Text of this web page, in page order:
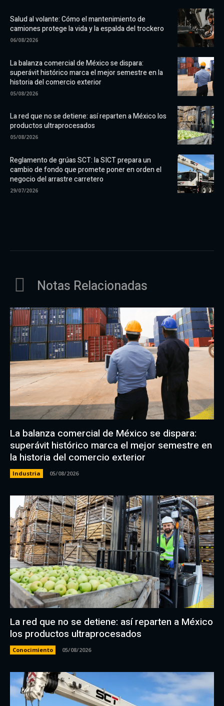
Salud al volante: Cómo el mantenimiento de
camiones protege la vida y la espalda del trockero
06/08/2026
La balanza comercial de México se dispara:
superávit histórico marca el mejor semestre en la
historia del comercio exterior
05/08/2026
La red que no se detiene: así reparten a México los
productos ultraprocesados
05/08/2026
Reglamento de grúas SCT: la SICT prepara un
cambio de fondo que promete poner en orden el
negocio del arrastre carretero
29/07/2026
Notas Relacionadas
La balanza comercial de México se dispara:
superávit histórico marca el mejor semestre en
la historia del comercio exterior
Industria 05/08/2026
La red que no se detiene: así reparten a México
los productos ultraprocesados
Conocimiento 05/08/2026